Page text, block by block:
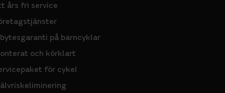
komfort
års fri service
på barncyklar
och körklart
för cykel